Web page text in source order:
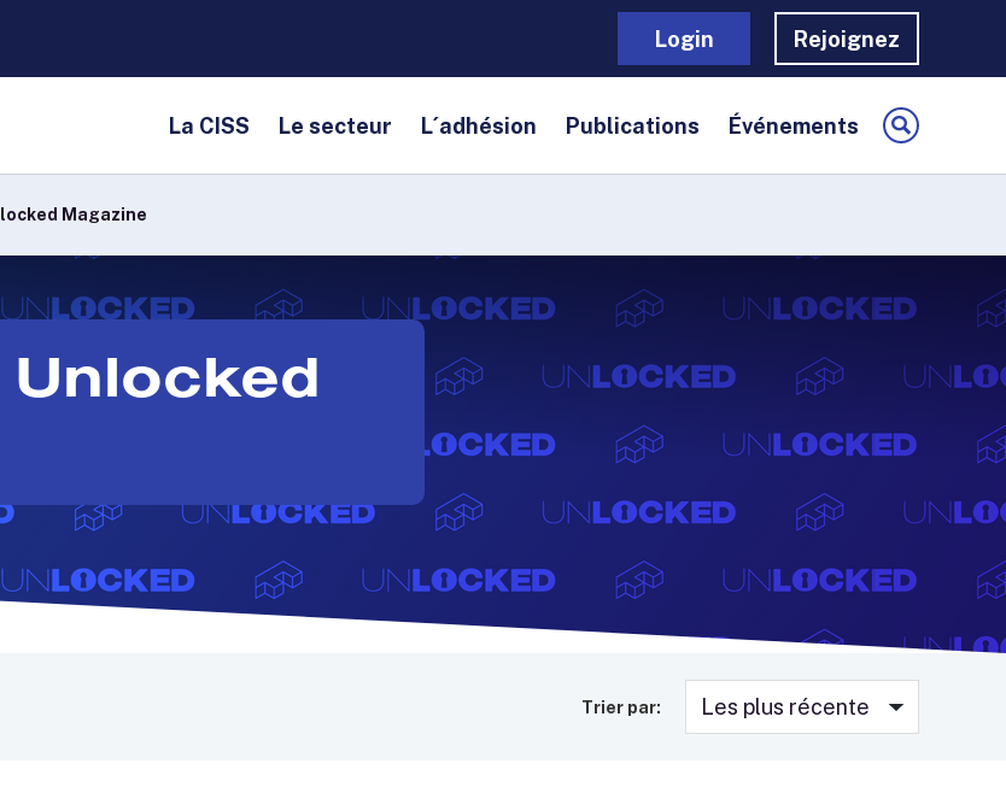
Login Rejoignez
La CISS Le secteur L´adhésion Publications Événements
Magazine
Unlocked
Trier par: